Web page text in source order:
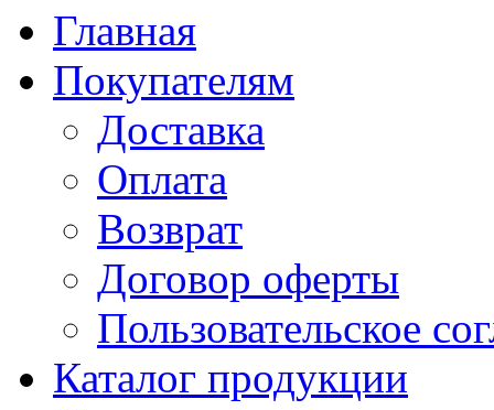
Главная
Покупателям
Доставка
Оплата
Возврат
Договор оферты
Пользовательское
Каталог продукции